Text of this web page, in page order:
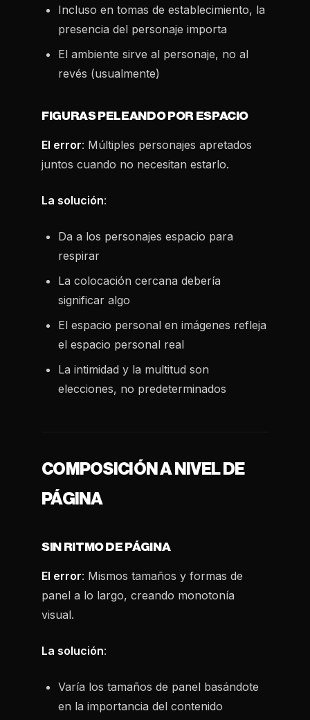
Incluso en tomas de establecimiento, la
presencia del personaje importa
El ambiente sirve al personaje, no al
revés (usualmente)
FIGURAS PELEANDO POR ESPACIO
El error: Múltiples personajes apretados
juntos cuando no necesitan estarlo.
La solución:
Da a los personajes espacio para
respirar
La colocación cercana debería
significar algo
El espacio personal en imágenes refleja
el espacio personal real
La intimidad y la multitud son
elecciones, no predeterminados
COMPOSICIÓN A NIVEL DE
PÁGINA
SIN RITMO DE PÁGINA
El error: Mismos tamaños y formas de
panel a lo largo, creando monotonía
visual.
La solución:
Varía los tamaños de panel basándote
en la importancia del contenido